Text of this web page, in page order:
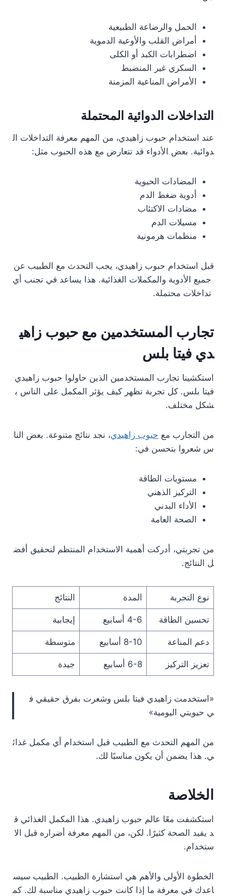
الحمل والرضاعة الطبيعية
أمراض القلب والأوعية الدموية
اضطرابات الكبد أو الكلى
السكري غير المنضبط
الأمراض المناعية المزمنة
التداخلات الدوائية المحتملة
عند استخدام حبوب زاهيدي، من المهم معرفة التداخلات ال
دوائية. بعض الأدواء قد تتعارض مع هذه الحبوب مثل:
المضادات الحيوية
أدوية ضغط الدم
مضادات الاكتئاب
مسيلات الدم
منظمات هرمونية
قبل استخدام حبوب زاهيدي، يجب التحدث مع الطبيب عن
جميع الأدوية والمكملات الغذائية. هذا يساعد في تجنب أي
تداخلات محتملة.
تجارب المستخدمين مع حبوب زاهي
دي فيتا بلس
استكشينا تجارب المستخدمين الذين حاولوا حبوب زاهيدي
فيتا بلس. كل تجربة تظهر كيف يؤثر المكمل على الناس ب
شكل مختلف.
من التجارب مع حبوب زاهيدي، نجد نتائج متنوعة. بعض النا
س شعروا بتحسن في:
مستويات الطاقة
التركيز الذهني
الأداء البدني
الصحة العامة
من تجربتي، أدركت أهمية الاستخدام المنتظم لتحقيق أفض
ل النتائج.
نوع التجربة المدة النتائج
تحسين الطاقة 4-6 أسابيع إيجابية
دعم المناعة 8-10 أسابيع متوسطة
تعزيز التركيز 6-8 أسابيع جيدة
«استخدمت زاهيدي فيتا بلس وشعرت بفرق حقيقي ف
ي حيويتي اليومية»
من المهم التحدث مع الطبيب قبل استخدام أي مكمل غذائ
ي. هذا يضمن أن يكون مناسبًا لك.
الخلاصة
استكشفت معًا عالم حبوب زاهيدي. هذا المكمل الغذائي ق
د يفيد الصحة كثيرًا. لكن، من المهم معرفة أضراره قبل الا
ستخدام.
الخطوة الأولى والأهم هي استشارة الطبيب. الطبيب سيس
اعدك في معرفة ما إذا كانت حبوب زاهيدي مناسبة لك. كم